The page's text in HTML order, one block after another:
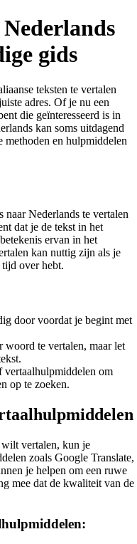
gids
teksten te vertalen
adres. Of je nu een
die geïnteresseerd is in
kan soms uitdagend
en hulpmiddelen
naar Nederlands te vertalen
dat je de tekst in het
ervan in het
kan nuttig zijn als je
over hebt.
door voordat je begint met
woord te vertalen, maar let
om
op te zoeken.
wilt vertalen, kun je
zoals Google Translate,
je helpen om een ruwe
mee dat de kwaliteit van de